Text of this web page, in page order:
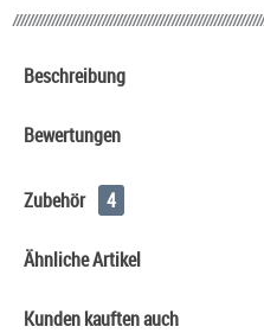
HeulNichtRum Wave Edition
Beschreibung
Bewertungen
Zubehör 4
Ähnliche Artikel
Kunden kauften auch